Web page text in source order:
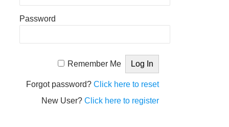
Password
Remember Me
Forgot password?Click here to reset
New User?Click here to register